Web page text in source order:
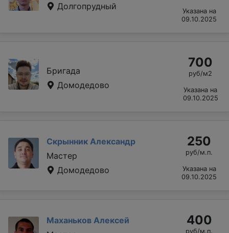
Долгопрудный
Указана на
09.10.2025
Бригада
Домодедово
700
руб/м2
Указана на
09.10.2025
Скрынник Александр
Мастер
Домодедово
250
руб/м.п.
Указана на
09.10.2025
Маханьков Алексей
400
руб/м.п.